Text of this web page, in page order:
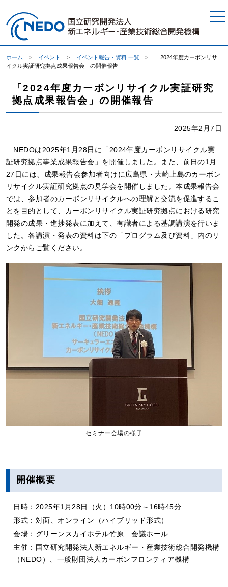
ホーム イベント イベント報告・資料 一覧
「2024年度カーボンリサ
イクル実証研究拠点成果報告会」の開催報告
「2024年度カーボンリサイクル実証研究
拠点成果報告会」の開催報告
2025年2月7日
NEDOは2025年1月28日に「2024年度カーボンリサイクル実
証研究拠点事業成果報告会」を開催しました。また、前日の1月
27日には、成果報告会参加者向けに広島県・大崎上島のカーボン
リサイクル実証研究拠点の見学会を開催しました。本成果報告会
では、参加者のカーボンリサイクルへの理解と交流を促進するこ
とを目的として、カーボンリサイクル実証研究拠点における研究
開発の成果・進捗発表に加えて、有識者による基調講演を行いま
した。各講演・発表の資料は下の「プログラム及び資料」内のリ
ンクからご覧ください。
セミナー会場の様子
開催概要
日時：2025年1月28日（火）10時00分～16時45分
形式：対面、オンライン（ハイブリッド形式）
会場：グリーンスカイホテル竹原 会議ホール
主催：国立研究開発法人新エネルギー・産業技術総合開発機構
（NEDO）、一般財団法人カーボンフロンティア機構